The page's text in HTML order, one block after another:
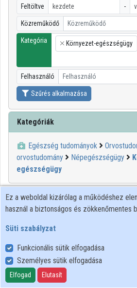
Kategóriák
Intézményi listák
Közreműködők
Feltöltve -
Közreműködő Közreműködő
Kategória
×
Környezet-egészségügy
Felhasználó Felhasználó
Szűrés alkalmazása
Kategóriák
Egészség tudományok
orvostudomány
Népegészségügy
egészségügy
00:04:36
Ez a weboldal kizárólag a működéshez
használ a biztonságos és zökkenőmentes
Süti szabályzat
Funkcionális sütik elfogadása
Személyes sütik elfogadása
Elfogad Elutasít